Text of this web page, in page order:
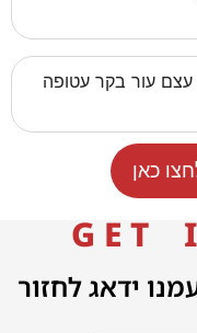
עור בקר עטופה
כאן
G E T
ידאג לחזור